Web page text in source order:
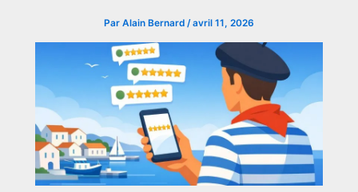
Par Alain Bernard /avril 11, 2026